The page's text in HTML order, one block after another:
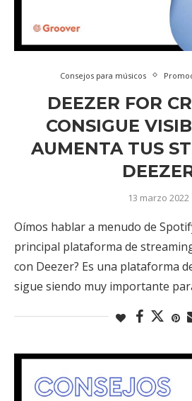
Consejos para músicos
DEEZER FOR
CONSIGUE
AUMENTA TUS
13 marzo 2022
Oímos hablar a menudo de
principal plataforma de
con Deezer? Es una plataforma
sigue siendo muy importante